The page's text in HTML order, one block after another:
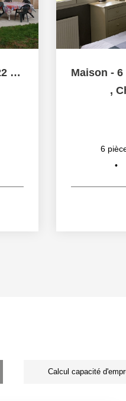
Maison - 5 pièce(s) - 122 m2
,
6
Calcul capacité